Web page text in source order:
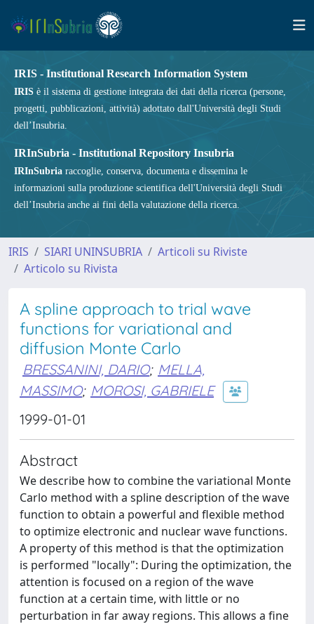
IRIS - Institutional Research Information System
IRIS è il sistema di gestione integrata dei dati della ricerca (persone,
progetti, pubblicazioni, attività) adottato dall'Università degli Studi
dell’Insubria.
IRInSubria - Institutional Repository Insubria
IRInSubria raccoglie, conserva, documenta e dissemina le
informazioni sulla produzione scientifica dell'Università degli Studi
dell’Insubria anche ai fini della valutazione della ricerca.
IRIS SIARI UNINSUBRIA
Articoli su Riviste
Articolo su Rivista
A spline approach to trial wave
functions for variational and
diffusion Monte Carlo
BRESSANINI, DARIO; MELLA,
MASSIMO; MOROSI, GABRIELE
1999-01-01
Abstract
We describe how to combine the variational Monte
Carlo method with a spline description of the wave
function to obtain a powerful and flexible method
to optimize electronic and nuclear wave functions.
A property of this method is that the optimization
is performed "locally": During the optimization, the
attention is focused on a region of the wave
function at a certain time, with little or no
perturbation in far away regions. This allows a fine